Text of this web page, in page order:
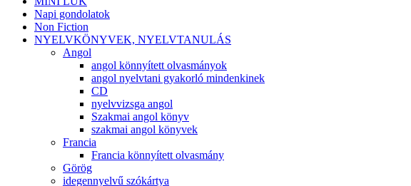
Napi gondolatok
Non Fiction
NYELVKÖNYVEK, NYELVTANULÁS
Angol
angol könnyített olvasmányok
angol nyelvtani gyakorló mindenkinek
CD
nyelvvizsga angol
Szakmai angol könyv
szakmai angol könyvek
Francia
Francia könnyített olvasmány
Görög
idegennyelvű szókártya